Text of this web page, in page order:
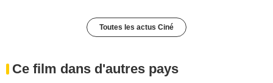
Toutes les actus Ciné
Ce film dans d'autres pays